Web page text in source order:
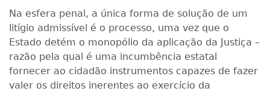
Na esfera penal, a única forma de solução de um
litígio admissível é o processo, uma vez que o
Estado detém o monopólio da aplicação da Justiça –
razão pela qual é uma incumbência estatal
fornecer ao cidadão instrumentos capazes de fazer
valer os direitos inerentes ao exercício da